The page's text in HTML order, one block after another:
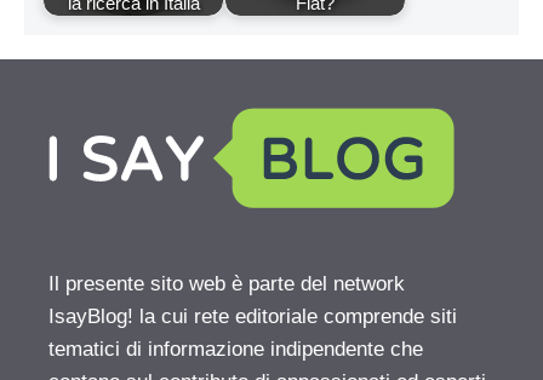
Il presente sito web è parte del network
IsayBlog! la cui rete editoriale comprende siti
tematici di informazione indipendente che